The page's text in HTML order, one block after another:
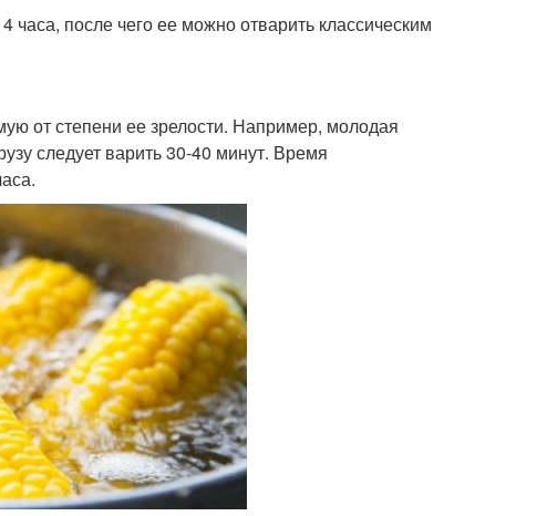
после чего ее можно отварить классическим
от степени ее зрелости. Например, молодая
следует варить 30-40 минут. Время